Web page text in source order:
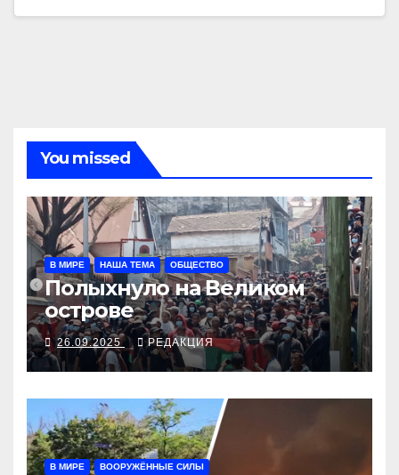
You missed
В МИРЕ НАША ТЕМА ОБЩЕСТВО
Полыхнуло на Великом
острове
26.09.2025 РЕДАКЦИЯ
В МИРЕ ВООРУЖЁННЫЕ СИЛЫ